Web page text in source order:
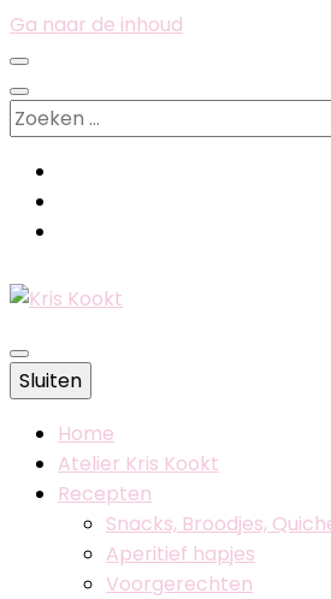
Ga naar de inhoud
Zoeken
naar:
Kris Kookt
Belgische foodblog
Sluiten
Home
Atelier Kris Kookt
Recepten
Snacks, Broodjes,
Aperitief hapjes
Voorgerechten